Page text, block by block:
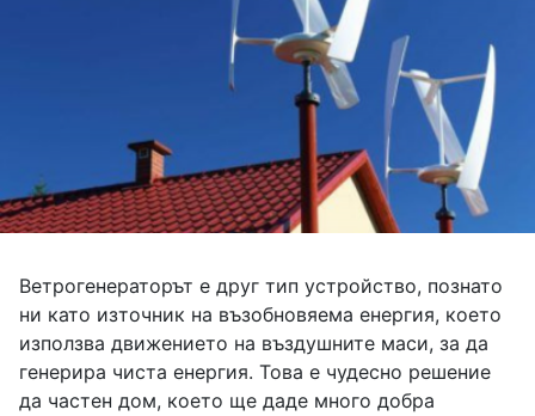
Ветрогенераторът е друг тип устройство, познато
ни като източник на възобновяема енергия, което
използва движението на въздушните маси, за да
генерира чиста енергия. Това е чудесно решение
да частен дом, което ще даде много добра